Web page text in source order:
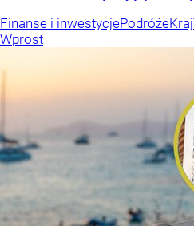
Finanse i inwestycjePodróżeKraj
Wprost